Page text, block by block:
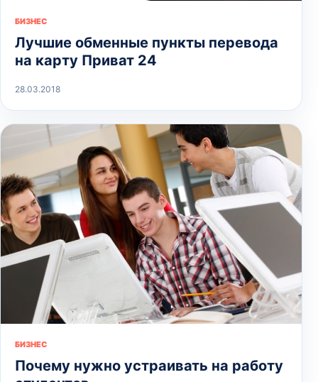
БИЗНЕС
Лучшие обменные пункты перевода
на карту Приват 24
28.03.2018
БИЗНЕС
Почему нужно устраивать на работу